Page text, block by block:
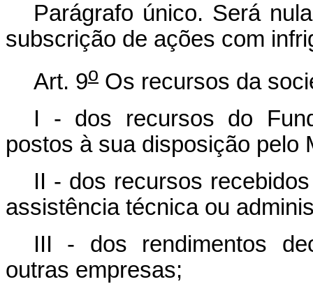
Parágrafo único. Será
subscrição de ações com
Art. 9o Os recursos da
I - dos recursos do
postos à sua disposição pelo
II - dos recursos
assistência técnica ou
III - dos rendimentos
outras empresas;